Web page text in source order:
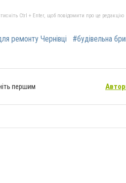
Ctrl + Enter, щоб повідомити про це редакцію
ремонту Чернівці
#будівельна
першим